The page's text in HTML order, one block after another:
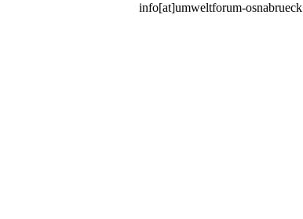
info[at]umweltforum-